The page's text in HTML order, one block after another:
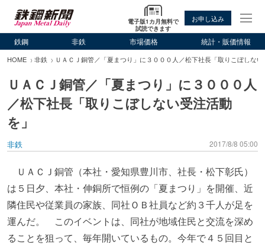
電子版1カ月無料で
試読できます
お申し込み
鉄鋼 非鉄 市場価格 統計・販価情報
HOME 非鉄 ＵＡＣＪ銅管／「夏まつり」に３０００人／松下社長「取りこぼしな
ＵＡＣＪ銅管／「夏まつり」に３０００人
／松下社長「取りこぼしない受注活動
を」
非鉄 2017/8/8 05:00
ＵＡＣＪ銅管（本社・愛知県豊川市、社長・松下彰氏）
は５日夕、本社・伸銅所で恒例の「夏まつり」を開催、近
隣住民や従業員の家族、同社ＯＢ社員など約３千人が足を
運んだ。 このイベントは、同社が地域住民と交流を深め
ることを狙って、毎年開いているもの。今年で４５回目と